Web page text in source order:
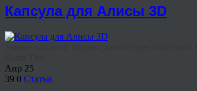
Капсула для Алисы 3D
Апр 25
39 0 Статьи